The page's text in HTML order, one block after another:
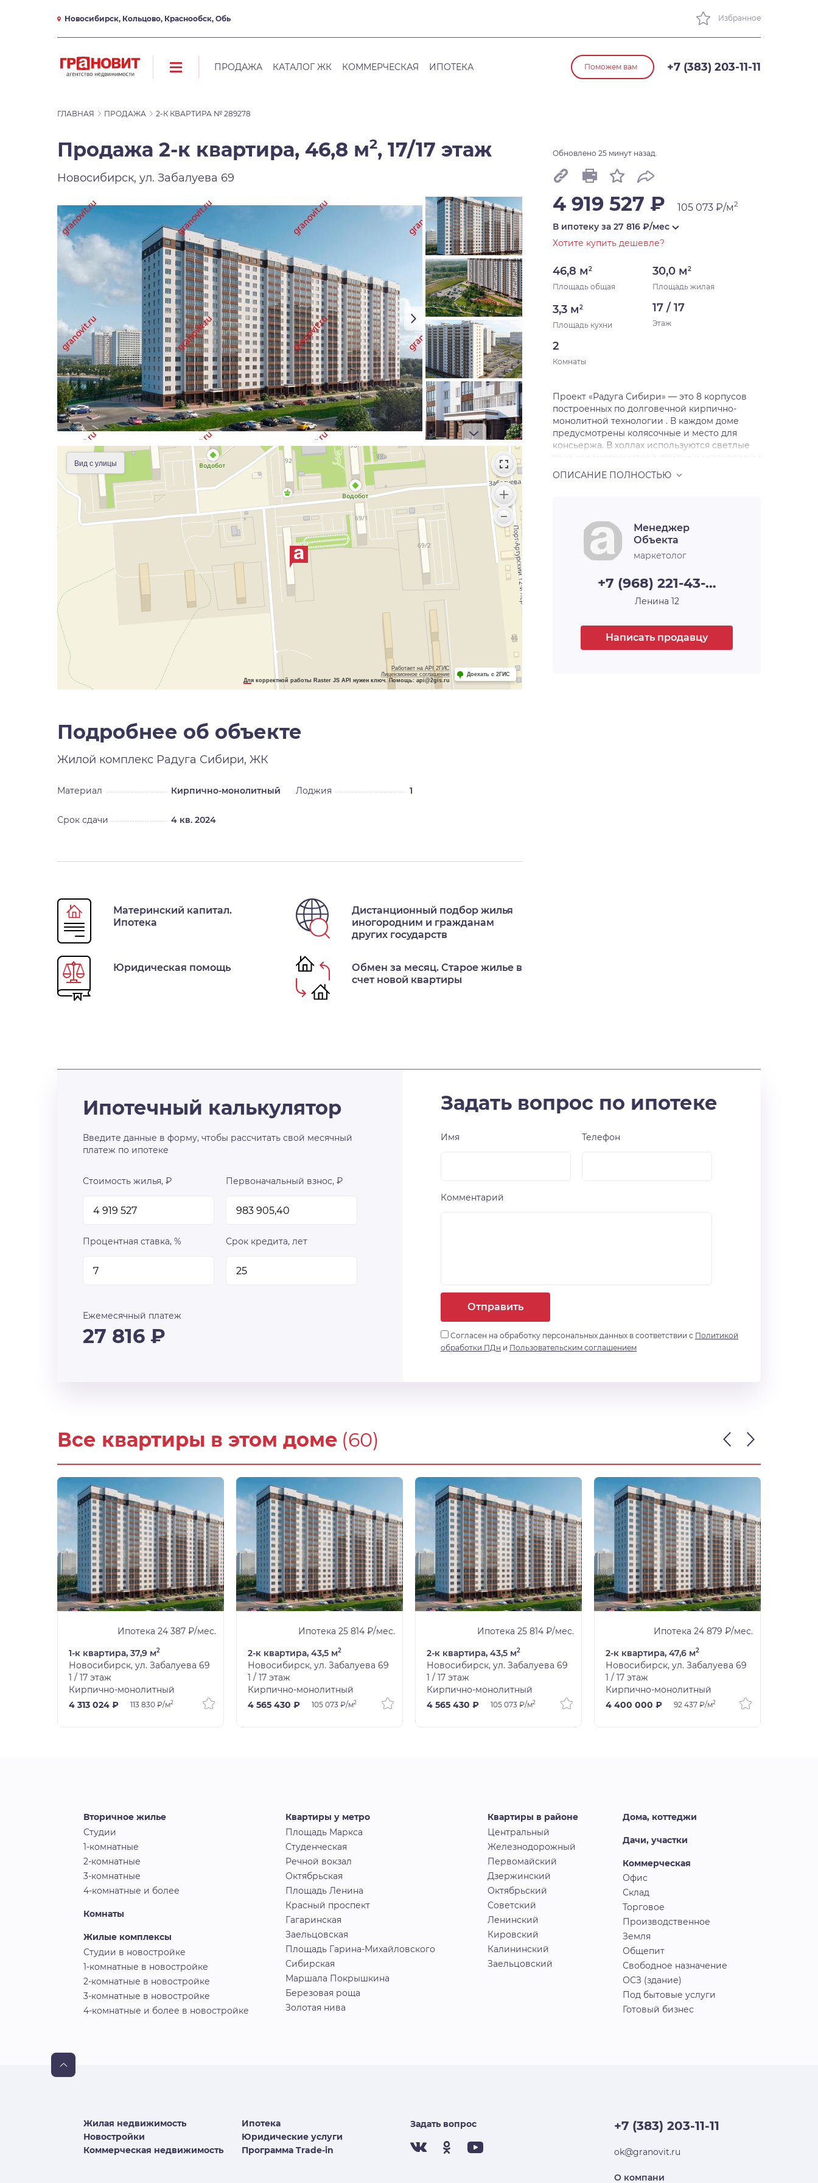
Новосибирск, Кольцово, Краснообск, Обь Избранное
ПРОДАЖА КАТАЛОГ ЖК КОММЕРЧЕСКАЯ ИПОТЕКА Поможем вам +7 (383) 203-11-11
ГЛАВНАЯ ПРОДАЖА 2-К КВАРТИРА № 289278
Продажа 2-к квартира, 46,8 м2, 17/17 этаж
Новосибирск, ул. Забалуева 69
Вид с улицы
Работает на API 2ГИС
Лицензионное соглашение
Для корректной работы Raster JS API нужен ключ. Помощь: api@2gis.ru
Доехать с 2ГИС
Подробнее об объекте
Жилой комплекс Радуга Сибири, ЖК
Материал Кирпично-монолитный Лоджия 1
Срок сдачи 4 кв. 2024
Материнский капитал.
Ипотека
Дистанционный подбор жилья
иногородним и гражданам
других государств
Юридическая помощь
Обмен за месяц. Старое жилье в
счет новой квартиры
Обновлено 25 минут назад.
4 919 527 ₽ 105 073 ₽/м2
В ипотеку за 27 816 ₽/мес
Хотите купить дешевле?
46,8 м2
Площадь общая
30,0 м2
Площадь жилая
3,3 м2
Площадь кухни
17 / 17
Этаж
2
Комнаты
Проект «Радуга Сибири» — это 8 корпусов
построенных по долговечной кирпично-
монолитной технологии . В каждом доме
предусмотрены колясочные и место для
консьержа. В холлах используются светлые
светодиодные светильники с датчиками
движения. Дополнительный источник света –
предложено множество планировочных
решений: в наличии квартиры как
классического типа, так и европланировки.
подчистовой отделкой , а высота потолков 2.
75 метра. Из окон открываются потрясающие
виды на зеленые насаждения или озеро. Во
деревянные окна с 2-камерным
стеклопакетом. Во дворах проекта «Радуга
Сибири» установлены детские комплексы
Менеджер
Объекта
маркетолог
+7 (968) 221-43-…
Ленина 12
Написать продавцу
Ипотечный калькулятор
Введите данные в форму, чтобы рассчитать свой месячный
платеж по ипотеке
Стоимость жилья, ₽ Первоначальный взнос, ₽
Процентная ставка, % Срок кредита, лет
Ежемесячный платеж
27 816 ₽
Задать вопрос по ипотеке
Имя Телефон
Комментарий
Отправить
Согласен на обработку персональных данных в соответствии с Политикой
обработки ПДн и Пользовательским соглашением
Все квартиры в этом доме (60)
Ипотека 24 387 ₽/мес.
1-к квартира, 37,9 м2
Новосибирск, ул. Забалуева 69
1 / 17 этаж
Кирпично-монолитный
4 313 024 ₽
113 830 ₽/м2
Ипотека 25 814 ₽/мес.
2-к квартира, 43,5 м2
Новосибирск, ул. Забалуева 69
1 / 17 этаж
Кирпично-монолитный
4 565 430 ₽
105 073 ₽/м2
Ипотека 25 814 ₽/мес.
2-к квартира, 43,5 м2
Новосибирск, ул. Забалуева 69
1 / 17 этаж
Кирпично-монолитный
4 565 430 ₽
105 073 ₽/м2
Ипотека 24 879 ₽/мес.
2-к квартира, 47,6 м2
Новосибирск, ул. Забалуева 69
1 / 17 этаж
Кирпично-монолитный
4 400 000 ₽
92 437 ₽/м2
Вторичное жилье
Студии
1-комнатные
2-комнатные
3-комнатные
4-комнатные и более
Комнаты
Жилые комплексы
Студии в новостройке
1-комнатные в новостройке
2-комнатные в новостройке
3-комнатные в новостройке
4-комнатные и более в новостройке
Квартиры у метро
Площадь Маркса
Студенческая
Речной вокзал
Октябрьская
Площадь Ленина
Красный проспект
Гагаринская
Заельцовская
Площадь Гарина-Михайловского
Сибирская
Маршала Покрышкина
Березовая роща
Золотая нива
Квартиры в районе
Центральный
Железнодорожный
Первомайский
Дзержинский
Октябрьский
Советский
Ленинский
Кировский
Калининский
Заельцовский
Дома, коттеджи
Дачи, участки
Коммерческая
Офис
Склад
Торговое
Производственное
Земля
Общепит
Свободное назначение
ОСЗ (здание)
Под бытовые услуги
Готовый бизнес
Жилая недвижимость
Новостройки
Коммерческая недвижимость
Ипотека
Юридические услуги
Программа Trade-in
Задать вопрос +7 (383) 203-11-11
ok@granovit.ru
О компани